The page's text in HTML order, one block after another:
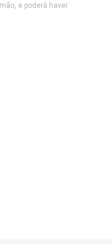
e poderá haver